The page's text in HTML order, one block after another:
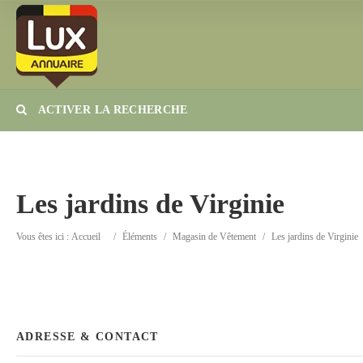
ACTIVER LA RECHERCHE
Catégorie
Les jardins de Virginie
Vous êtes ici : Accueil / Éléments / Magasin de Vêtement / Les jardins de Virginie
ADRESSE & CONTACT